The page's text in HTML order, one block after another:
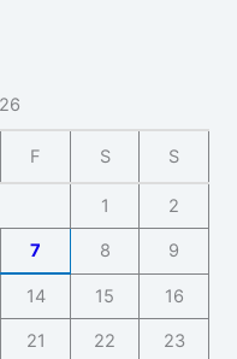
F S S
1 2
7 8 9
14 15 16
21 22 23